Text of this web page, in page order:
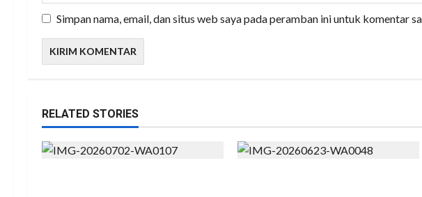
Simpan nama, email, dan situs web saya pada peramban ini untuk komentar
RELATED STORIES